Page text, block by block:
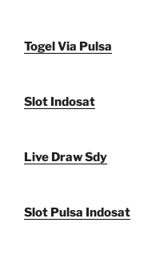
Togel Via Pulsa
Slot Indosat
Live Draw Sdy
Slot Pulsa Indosat